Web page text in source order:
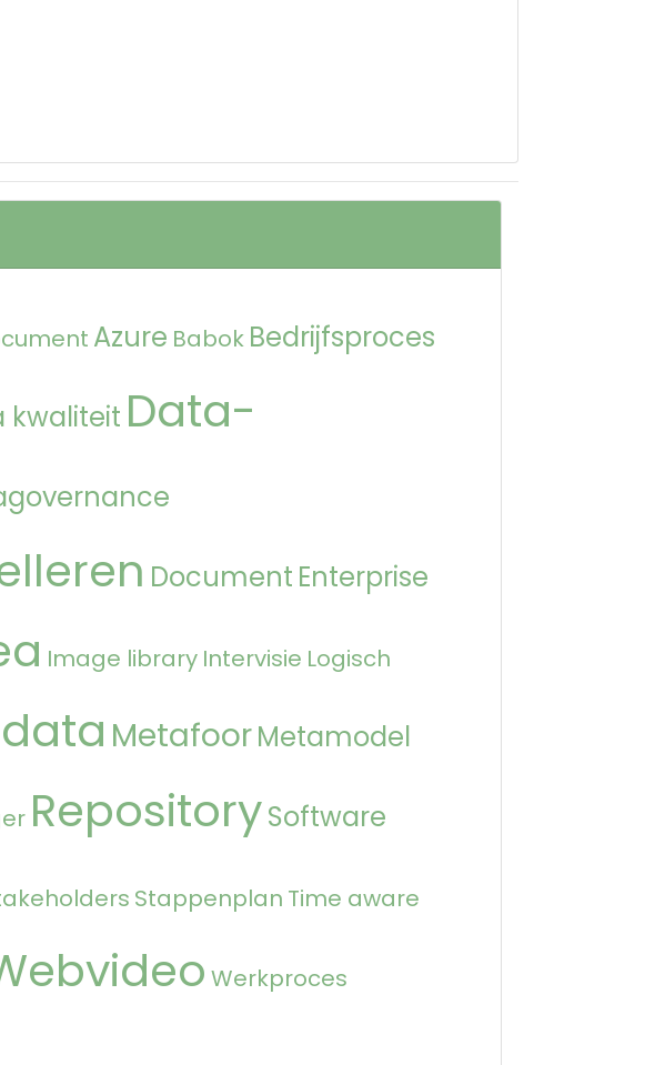
Azure Babok Bedrijfsproces
kwaliteit Data-
Document Enterprise
Image library Intervisie Logisch
MetafoorMetamodel
RepositorySoftware
Stappenplan Time aware
Werkproces